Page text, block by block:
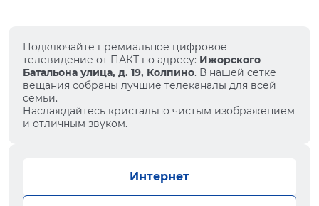
Подключайте премиальное цифровое
телевидение от ПАКТ по адресу: Ижорского
Батальона улица, д. 19, Колпино. В нашей сетке
вещания собраны лучшие телеканалы для всей
семьи.
Наслаждайтесь кристально чистым изображением
и отличным звуком.
Интернет